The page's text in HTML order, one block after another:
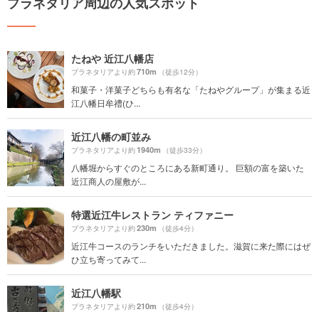
たねや 近江八幡店
プラネタリアより約710m （徒歩12分）
和菓子・洋菓子どちらも有名な「たねやグループ」が集まる近
江八幡日牟禮(ひ...
近江八幡の町並み
プラネタリアより約1940m （徒歩33分）
八幡堀からすぐのところにある新町通り。 巨額の富を築いた
近江商人の屋敷が...
特選近江牛レストラン ティファニー
プラネタリアより約230m （徒歩4分）
近江牛コースのランチをいただきました。滋賀に来た際にはぜ
ひ立ち寄ってみて...
近江八幡駅
プラネタリアより約210m （徒歩4分）